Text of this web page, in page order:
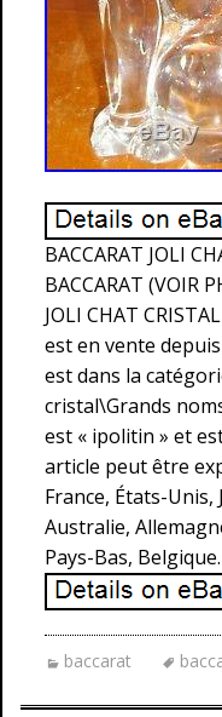
BACCARAT JOLI
BACCARAT (VOIR
JOLI CHAT
est en vente
est dans la
cristal\Grands
est « ipolitin » et
article peut être
France, États-Unis,
Australie,
Pays-Bas, Belgique.
baccarat